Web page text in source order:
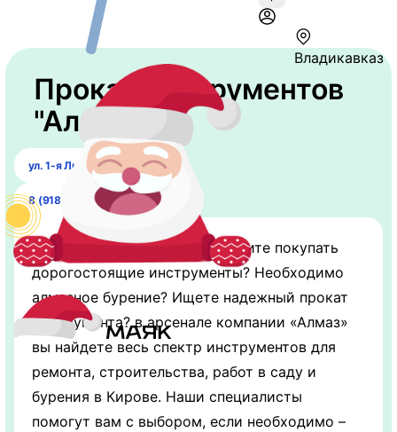
Владикавказ
Прокат инструментов
"Алмаз"
ул. 1-я Линия 15, этаж 1
8 (918) 703-92-08
Занялись ремонтом, но не хотите покупать
дорогостоящие инструменты? Необходимо
алмазное бурение? Ищете надежный прокат
инструмента? в арсенале компании «Алмаз»
вы найдете весь спектр инструментов для
ремонта, строительства, работ в саду и
бурения в Кирове. Наши специалисты
помогут вам с выбором, если необходимо –